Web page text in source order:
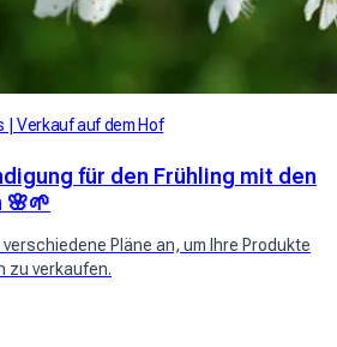
Verkauf auf dem Hof
für den Frühling mit den
Pläne an, um Ihre Produkte
zu verkaufen.